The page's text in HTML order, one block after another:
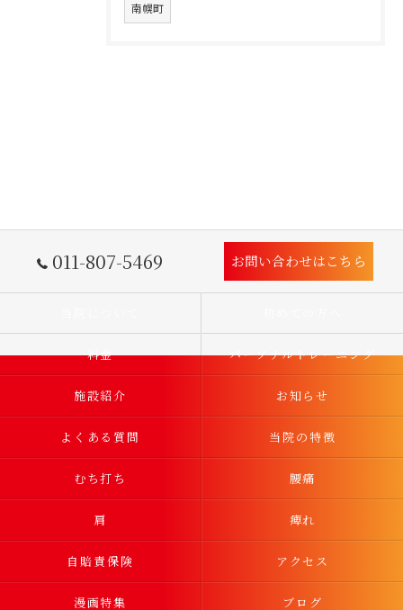
南幌町
011-807-5469 お問い合わせはこちら
料金 パーソナルトレーニング
施設紹介 お知らせ
よくある質問 当院の特徴
むち打ち 腰痛
肩 痺れ
自賠責保険 アクセス
漫画特集 ブログ